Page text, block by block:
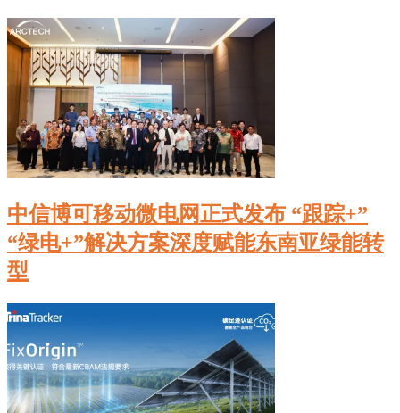
中信博可移动微电网正式发布 “跟踪+”
“绿电+”解决方案深度赋能东南亚绿能转
型